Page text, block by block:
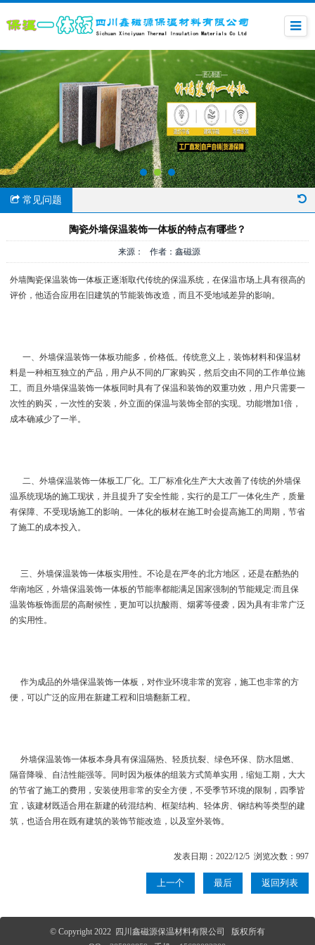
常见问题
陶瓷外墙保温装饰一体板的特点有哪些？
来源： 作者：鑫磁源
外墙陶瓷保温装饰一体板正逐渐取代传统的保温系统，在保温市场上具有很高的
评价，他适合应用在旧建筑的节能装饰改造，而且不受地域差异的影响。
一、外墙保温装饰一体板功能多，价格低。传统意义上，装饰材料和保温材
料是一种相互独立的产品，用户从不同的厂家购买，然后交由不同的工作单位施
工。而且外墙保温装饰一体板同时具有了保温和装饰的双重功效，用户只需要一
次性的购买，一次性的安装，外立面的保温与装饰全部的实现。功能增加1倍，
成本确减少了一半。
二、外墙保温装饰一体板工厂化。工厂标准化生产大大改善了传统的外墙保
温系统现场的施工现状，并且提升了安全性能，实行的是工厂一体化生产，质量
有保障、不受现场施工的影响。一体化的板材在施工时会提高施工的周期，节省
了施工的成本投入。
三、外墙保温装饰一体板实用性。不论是在严冬的北方地区，还是在酷热的
华南地区，外墙保温装饰一体板的节能率都能满足国家强制的节能规定:而且保
温装饰板饰面层的高耐候性，更加可以抗酸雨、烟雾等侵袭，因为具有非常广泛
的实用性。
作为成品的外墙保温装饰一体板，对作业环境非常的宽容，施工也非常的方
便，可以广泛的应用在新建工程和旧墙翻新工程。
外墙保温装饰一体板本身具有保温隔热、轻质抗裂、绿色环保、防水阻燃、
隔音降噪、自洁性能强等。同时因为板体的组装方式简单实用，缩短工期，大大
的节省了施工的费用，安装使用非常的安全方便，不受季节环境的限制，四季皆
宜，该建材既适合用在新建的砖混结构、框架结构、轻体房、钢结构等类型的建
筑，也适合用在既有建筑的装饰节能改造，以及室外装饰。
发表日期：2022/12/5 浏览次数：997
上一个 最后 返回列表
© Copyright 2022 四川鑫磁源保温材料有限公司 版权所有